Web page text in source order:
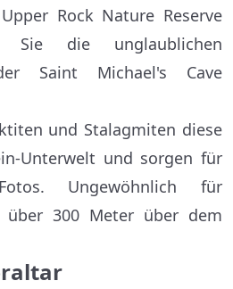
Rock Nature Reserve
Sie die unglaublichen
Saint Michael's Cave
und Stalagmiten diese
Unterwelt und sorgen für
Ungewöhnlich für
über 300 Meter über dem